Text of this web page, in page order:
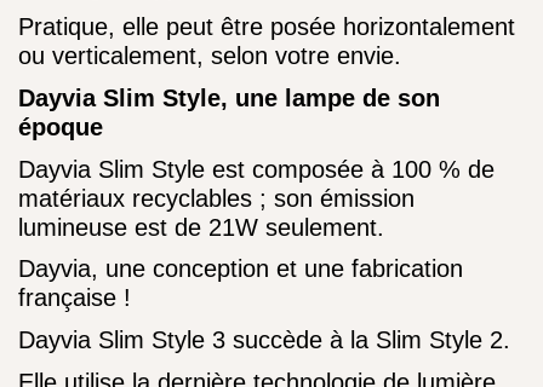
Pratique, elle peut être posée horizontalement
ou verticalement, selon votre envie.
Dayvia Slim Style, une lampe de son
époque
Dayvia Slim Style est composée à 100 % de
matériaux recyclables ; son émission
lumineuse est de 21W seulement.
Dayvia, une conception et une fabrication
française !
Dayvia Slim Style 3 succède à la Slim Style 2.
Elle utilise la dernière technologie de lumière